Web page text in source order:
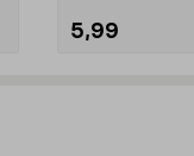
5,99